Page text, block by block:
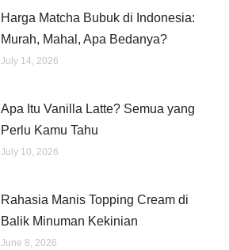
Harga Matcha Bubuk di Indonesia:
Murah, Mahal, Apa Bedanya?
July 14, 2026
Apa Itu Vanilla Latte? Semua yang
Perlu Kamu Tahu
July 10, 2026
Rahasia Manis Topping Cream di
Balik Minuman Kekinian
June 8, 2026